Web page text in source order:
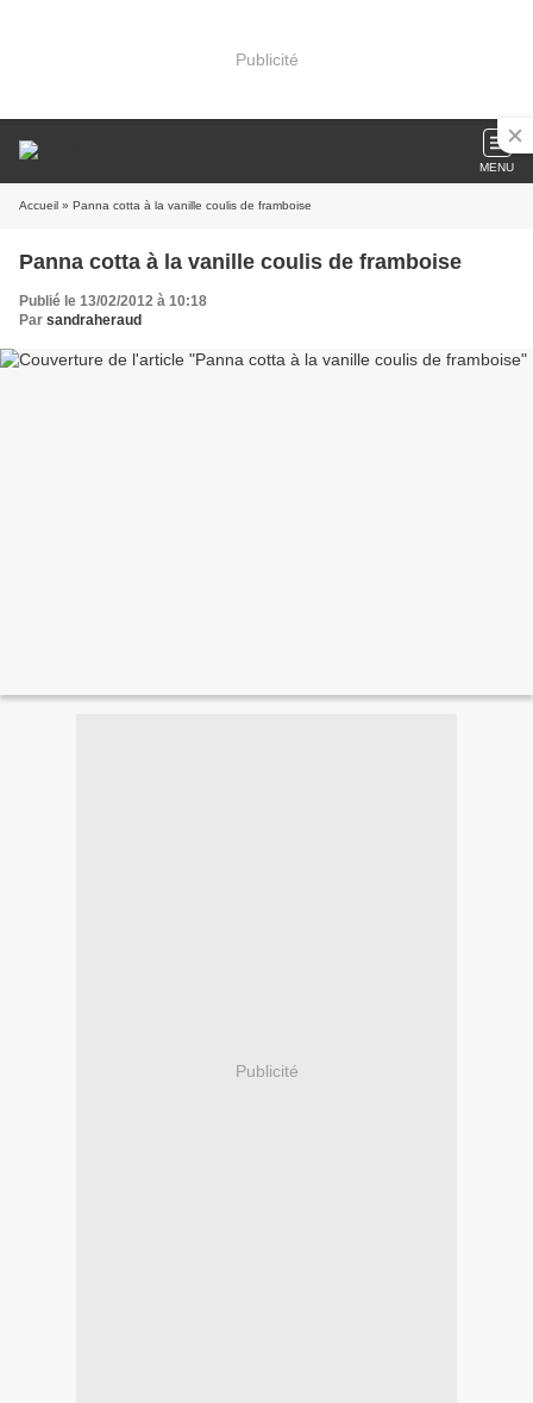
Publicité
MENU
Accueil » Panna cotta à la vanille coulis de framboise
Panna cotta à la vanille coulis de framboise
Publié le 13/02/2012 à 10:18
Par sandraheraud
Publicité